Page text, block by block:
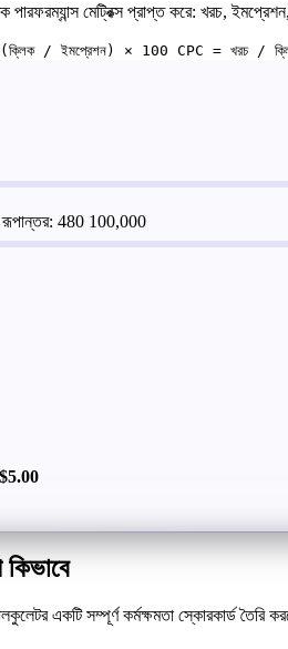
মেট্রিক্স প্রাপ্ত করে: খরচ,
/ ইমপ্রেশন) × 100 CPC = খরচ /
480 100,000
$5.00
কিভাবে
একটি সম্পূর্ণ কর্মক্ষমতা স্কোরকার্ড তৈরি